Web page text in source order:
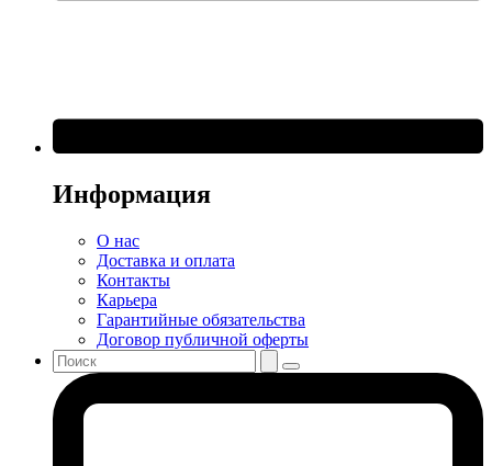
Информация
О нас
Доставка и оплата
Контакты
Карьера
Гарантийные обязательства
Договор публичной оферты